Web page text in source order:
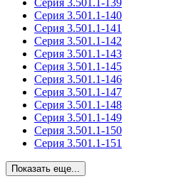
Серия 3.501.1-140
Серия 3.501.1-141
Серия 3.501.1-142
Серия 3.501.1-143
Серия 3.501.1-145
Серия 3.501.1-146
Серия 3.501.1-147
Серия 3.501.1-148
Серия 3.501.1-149
Серия 3.501.1-150
Серия 3.501.1-151
Показать еще...